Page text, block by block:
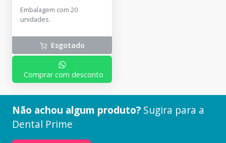
Esterilizado - 20
unidades-MAQUIRA
Embalagem com 20
unidades.
Esgotado
Comprar com desconto
Não achou algum produto? Sugira para a
Dental Prime